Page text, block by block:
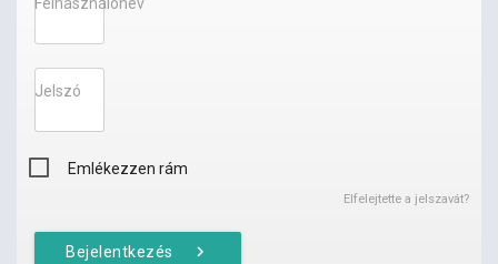
Felhasználónév
Jelszó
Emlékezzen rám
Elfelejtette a jelszavát?
Bejelentkezés chevron_right